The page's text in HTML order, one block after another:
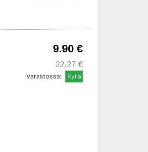
9.90 €
22.27 €
Varastossa: